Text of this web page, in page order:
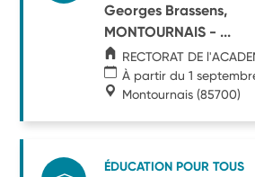
Georges Brassens,
MONTOURNAIS - ...
RECTORAT DE
À partir du 1
Montournais (85700)
ÉDUCATION POUR TOUS